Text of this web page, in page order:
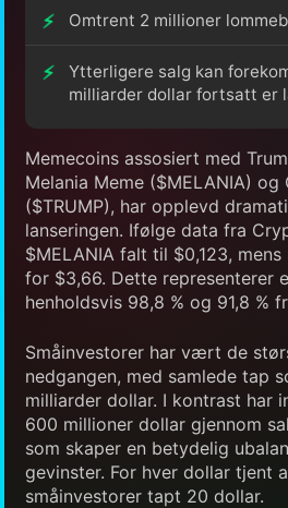
Omtrent 2 millioner
Ytterligere salg kan
milliarder dollar fortsatt er
Memecoins assosiert med
Melania Meme ($MELANIA) og
($TRUMP), har opplevd
lanseringen. Ifølge data fra
$MELANIA falt til $0,123, mens
for $3,66. Dette representerer
henholdsvis 98,8 % og 91,8 %
Småinvestorer har vært de
nedgangen, med samlede tap
milliarder dollar. I kontrast har
600 millioner dollar gjennom
som skaper en betydelig
gevinster. For hver dollar tjent
småinvestorer tapt 20 dollar.